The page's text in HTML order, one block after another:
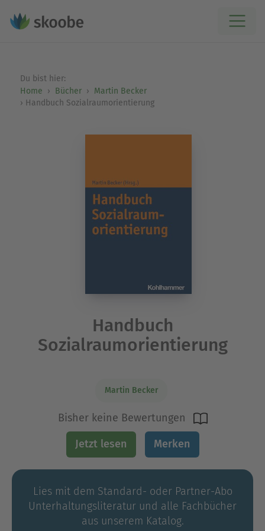
Du bist hier:
Home
Bücher
Martin Becker
Handbuch Sozialraumorientierung
Handbuch
Sozialraumorientierung
Martin Becker
Bisher keine Bewertungen
Jetzt lesen Merken
Lies mit dem Standard- oder Partner-Abo
Unterhaltungs­literatur und alle Fachbücher
aus unserem Katalog.